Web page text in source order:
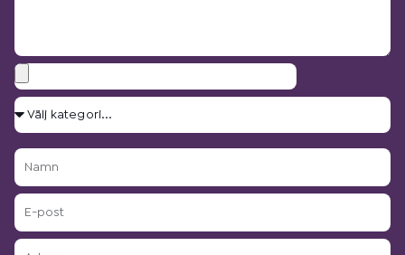
Bilagor
Välj
Namn
E-
post
Adress